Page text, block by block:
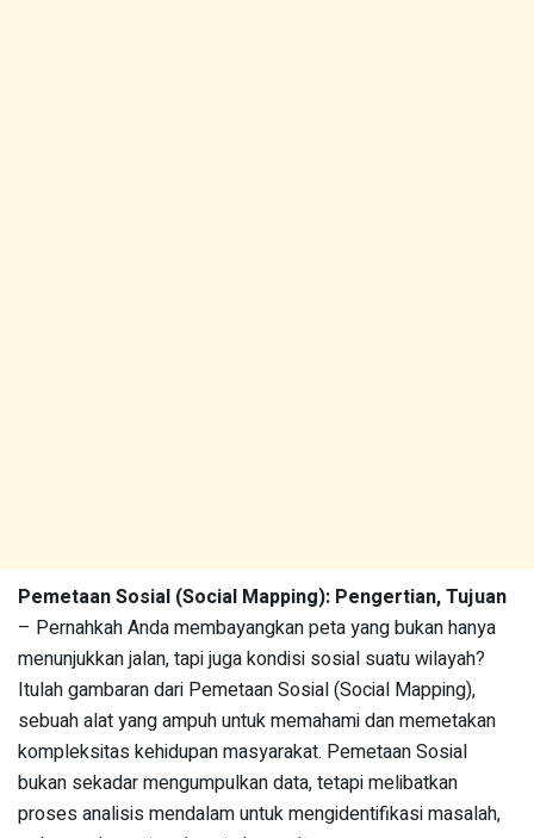
Pemetaan Sosial (Social Mapping): Pengertian, Tujuan
– Pernahkah Anda membayangkan peta yang bukan hanya
menunjukkan jalan, tapi juga kondisi sosial suatu wilayah?
Itulah gambaran dari Pemetaan Sosial (Social Mapping),
sebuah alat yang ampuh untuk memahami dan memetakan
kompleksitas kehidupan masyarakat. Pemetaan Sosial
bukan sekadar mengumpulkan data, tetapi melibatkan
proses analisis mendalam untuk mengidentifikasi masalah,